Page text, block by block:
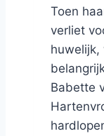
Toen
verliet
huwelijk,
Babette